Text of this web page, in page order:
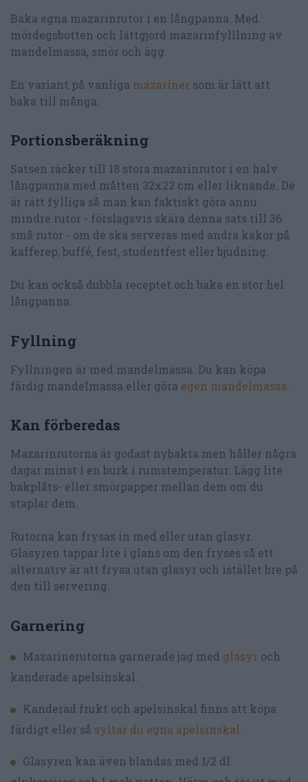
Baka egna mazarinrutor i en långpanna. Med
mördegsbotten och lättgjord mazarinfylllning av
mandelmassa, smör och ägg.
En variant på vanliga mazariner som är lätt att
baka till många.
Portionsberäkning
Satsen räcker till 18 stora mazarinrutor i en halv
långpanna med måtten 32x22 cm eller liknande. De
är rätt fylliga så man kan faktiskt göra ännu
mindre rutor - förslagsvis skära denna sats till 36
små rutor - om de ska serveras med andra kakor på
kafferep, buffé, fest, studentfest eller bjudning.
Du kan också dubbla receptet och baka en stor hel
långpanna.
Fyllning
Fyllningen är med mandelmassa. Du kan köpa
färdig mandelmassa eller göra egen mandelmassa
Kan förberedas
Mazarinrutorna är godast nybakta men håller några
dagar minst i en burk i rumstemperatur. Lägg lite
bakplåts- eller smörpapper mellan dem om du
staplar dem.
Rutorna kan frysas in med eller utan glasyr.
Glasyren tappar lite i glans om den fryses så ett
alternativ är att frysa utan glasyr och istället bre på
den till servering.
Garnering
Mazarinerutorna garnerade jag med glasyr och
kanderade apelsinskal.
Kanderad frukt och apelsinskal finns att köpa
färdigt eller så syltar du egna apelsinskal
Glasyren kan även blandas med 1/2 dl